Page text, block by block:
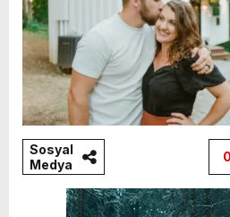
Sosyal
Medya
0